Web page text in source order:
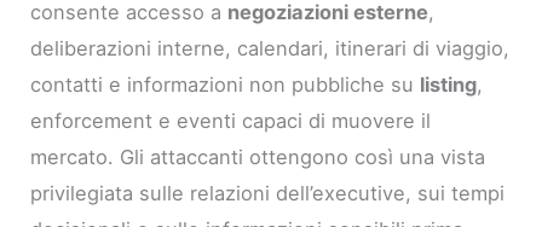
consente accesso a negoziazioni esterne,
deliberazioni interne, calendari, itinerari di viaggio,
contatti e informazioni non pubbliche su listing,
enforcement e eventi capaci di muovere il
mercato. Gli attaccanti ottengono così una vista
privilegiata sulle relazioni dell’executive, sui tempi